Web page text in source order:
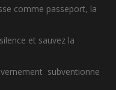
comme passeport, la
et sauvez la
subventionne